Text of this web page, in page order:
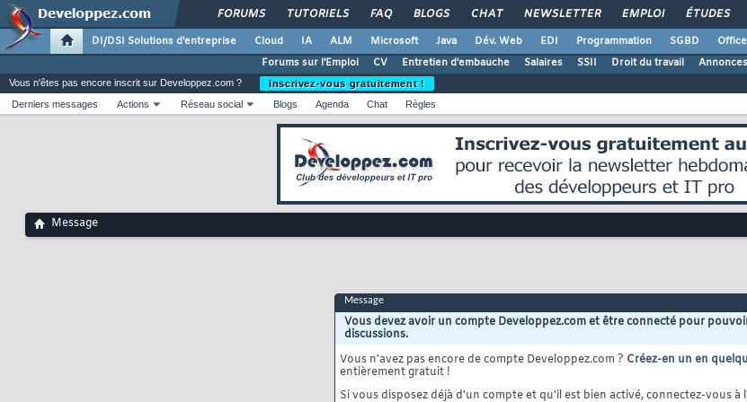
FORUMS TUTORIELS FAQ BLOGS CHAT NEWSLETTER EMPLOI ÉTUDES
DI/DSI Solutions d'entreprise Cloud IA ALM Microsoft Java Dév. Web EDI Programmation SGBD Office
Forums sur l'Emploi
CV Entretien d'embauche Salaires SSII Droit du travail
Vous n'êtes pas encore inscrit sur Developpez.com ?
Inscrivez-vous gratuitement !
Derniers messages
Actions Réseau social Blogs Agenda Chat Règles
Message
Message
Vous devez avoir un compte Developpez.com et être connecté pour
discussions.
Vous n'avez pas encore de compte Developpez.com ? Créez-en un en
entièrement gratuit !
Si vous disposez déjà d'un compte et qu'il est bien activé, connectez-vous à